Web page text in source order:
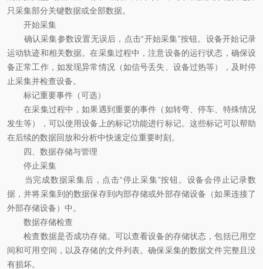
只采集部分关键数据或全部数据。
开始采集
确认采集参数设置无误后，点击“开始采集”按钮。设备开始记录
运动轨迹和相关数据。在采集过程中，注意设备的运行状态，确保设
备正常工作，如发现异常情况（如信号丢失、设备过热等），及时停
止采集并检查设备。
标记重要事件（可选）
在采集过程中，如果遇到重要的事件（如转弯、停车、特殊情况
发生等），可以使用设备上的标记功能进行标记。这些标记可以帮助
在后续的数据回放和分析中快速定位重要时刻。
四、数据存储与管理
停止采集
当完成数据采集后，点击“停止采集”按钮。设备会停止记录数
据，并将采集到的数据保存到内部存储或外部存储设备（如果连接了
外部存储设备）中。
数据存储检查
检查数据是否成功存储。可以查看设备的存储状态，包括已用空
间和可用空间，以及存储的文件列表。确保采集的数据文件完整且没
有损坏。